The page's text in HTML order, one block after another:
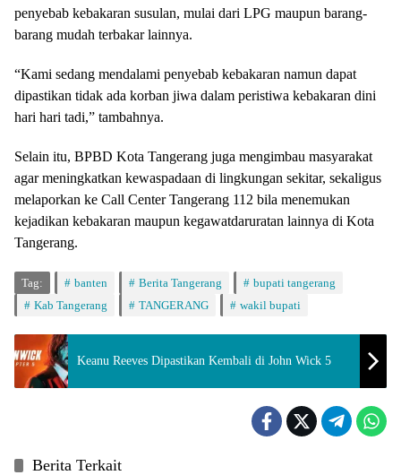
penyebab kebakaran susulan, mulai dari LPG maupun barang-
barang mudah terbakar lainnya.
“Kami sedang mendalami penyebab kebakaran namun dapat
dipastikan tidak ada korban jiwa dalam peristiwa kebakaran dini
hari hari tadi,” tambahnya.
Selain itu, BPBD Kota Tangerang juga mengimbau masyarakat
agar meningkatkan kewaspadaan di lingkungan sekitar, sekaligus
melaporkan ke Call Center Tangerang 112 bila menemukan
kejadikan kebakaran maupun kegawatdaruratan lainnya di Kota
Tangerang.
Tag: banten Berita Tangerang
bupati tangerang
Kab Tangerang
TANGERANG wakil bupati
Keanu Reeves Dipastikan Kembali di John Wick 5
Berita Terkait